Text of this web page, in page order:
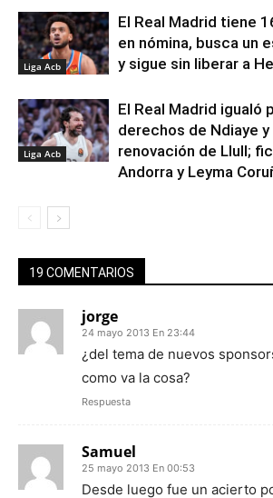
Liga Acb
El Real Madrid tiene
en nómina, busca un
y sigue sin liberar a
Liga Acb
El Real Madrid igualó
derechos de Ndiaye y
renovación de Llull;
Andorra y Leyma
19 COMENTARIOS
jorge
24 mayo 2013 En 23:44
¿del tema de nuevos
como va la cosa?
Respuesta
Samuel
25 mayo 2013 En 00:53
Desde luego fue un acierto